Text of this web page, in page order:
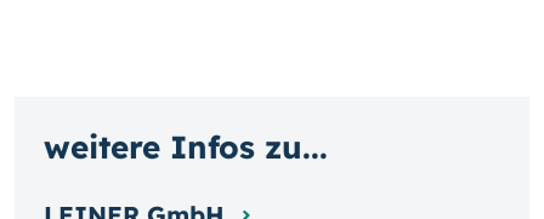
weitere Infos zu...